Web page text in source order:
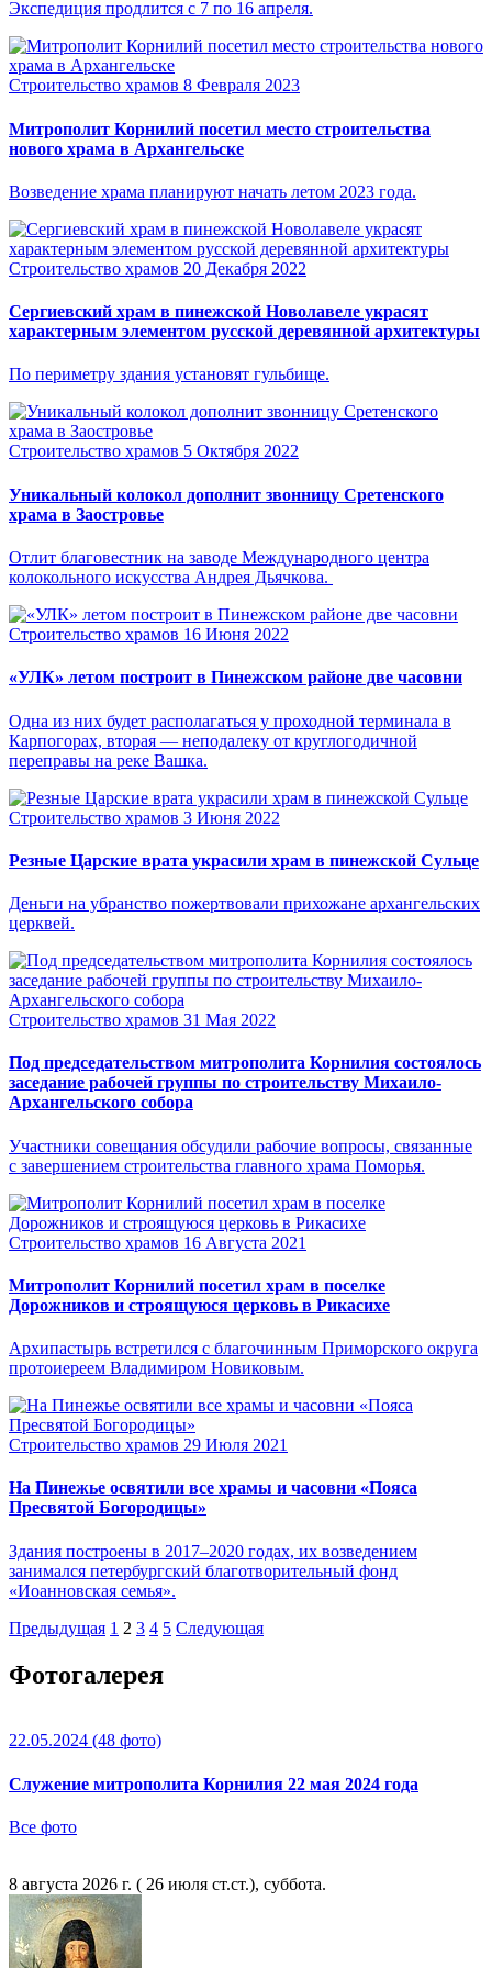
Экспедиция продлится с 7 по 16 апреля.
Строительство храмов 8 Февраля 2023
Митрополит Корнилий посетил место строительства
нового храма в Архангельске
Возведение храма планируют начать летом 2023 года.
Строительство храмов 20 Декабря 2022
Сергиевский храм в пинежской Новолавеле украсят
характерным элементом русской деревянной архитектуры
По периметру здания установят гульбище.
Строительство храмов 5 Октября 2022
Уникальный колокол дополнит звонницу Сретенского
храма в Заостровье
Отлит благовестник на заводе Международного центра
колокольного искусства Андрея Дьячкова.
Строительство храмов 16 Июня 2022
«УЛК» летом построит в Пинежском районе две часовни
Одна из них будет располагаться у проходной терминала в
Карпогорах, вторая — неподалеку от круглогодичной
переправы на реке Вашка.
Строительство храмов 3 Июня 2022
Резные Царские врата украсили храм в пинежской Сульце
Деньги на убранство пожертвовали прихожане архангельских
церквей.
Строительство храмов 31 Мая 2022
Под председательством митрополита Корнилия состоялось
заседание рабочей группы по строительству Михаило-
Архангельского собора
Участники совещания обсудили рабочие вопросы, связанные
с завершением строительства главного храма Поморья.
Строительство храмов 16 Августа 2021
Митрополит Корнилий посетил храм в поселке
Дорожников и строящуюся церковь в Рикасихе
Архипастырь встретился с благочинным Приморского округа
протоиереем Владимиром Новиковым.
Строительство храмов 29 Июля 2021
На Пинежье освятили все храмы и часовни «Пояса
Пресвятой Богородицы»
Здания построены в 2017–2020 годах, их возведением
занимался петербургский благотворительный фонд
«Иоанновская семья».
Предыдущая 1 2 3 4 5 Следующая
Фотогалерея
22.05.2024 (48 фото)
Служение митрополита Корнилия 22 мая 2024 года
Все фото
8 августа 2026 г. ( 26 июля ст.ст.), суббота.